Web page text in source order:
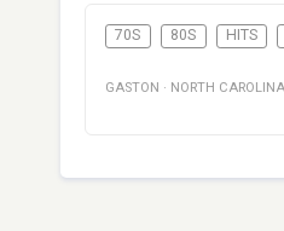
70S 80S HITS
GASTON · NORTH CAROLINA